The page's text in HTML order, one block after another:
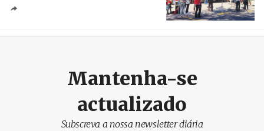
Mantenha-se
actualizado
Subscreva a nossa newsletter diária